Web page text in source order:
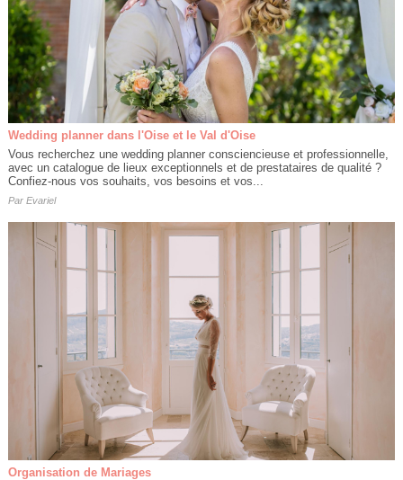
Wedding planner dans l'Oise et le Val d'Oise
Vous recherchez une wedding planner consciencieuse et professionnelle,
avec un catalogue de lieux exceptionnels et de prestataires de qualité ?
Confiez-nous vos souhaits, vos besoins et vos...
Par Evariel
Organisation de Mariages